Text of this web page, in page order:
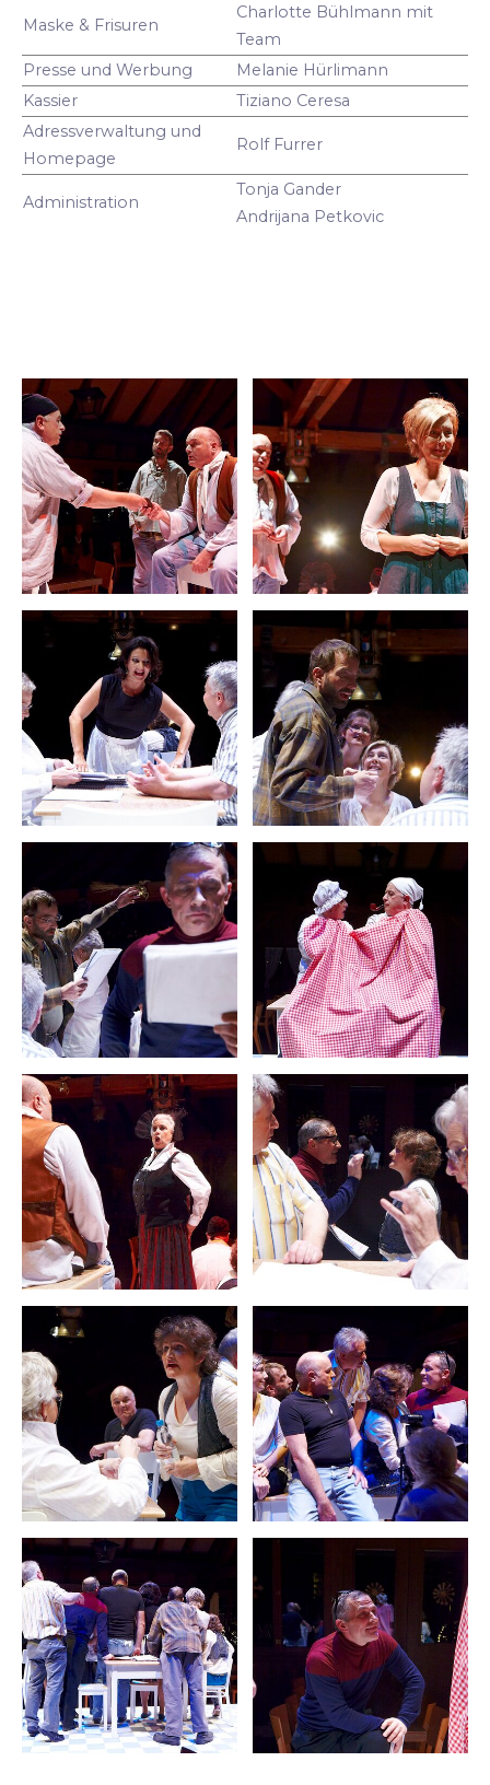
Maske & Frisuren
Charlotte Bühlmann mit
Team
Presse und Werbung
Melanie Hürlimann
Kassier
Tiziano Ceresa
Adressverwaltung und
Homepage
Rolf Furrer
Administration
Tonja Gander
Andrijana Petkovic